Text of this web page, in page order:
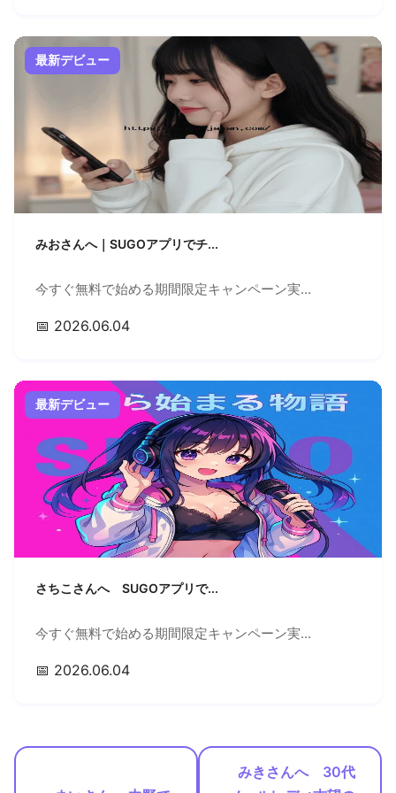
最新デビュー
みおさんへ｜SUGOアプリでチ...
今すぐ無料で始める期間限定キャンペーン実...
📅 2026.06.04
最新デビュー
さちこさんへ SUGOアプリで...
今すぐ無料で始める期間限定キャンペーン実...
📅 2026.06.04
みきさんへ 30代